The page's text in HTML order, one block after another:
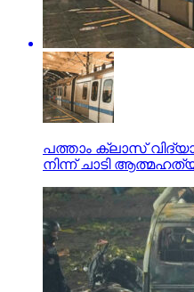
പത്താം ക്ലാസ്
നിന്ന് ചാടി